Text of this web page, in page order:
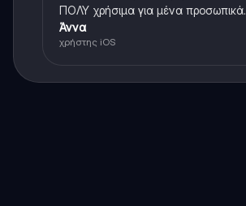
ΠΟΛΥ χρήσιμα για μένα προσωπικά.
Άννα
χρήστης iOS